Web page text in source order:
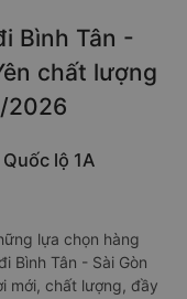
Bình Tân -
chất lượng
2026
lộ 1A
lựa chọn hàng
Bình Tân - Sài Gòn
mới, chất lượng, đầy